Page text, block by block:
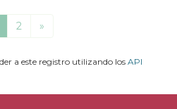
2 »
a este registro utilizando los API